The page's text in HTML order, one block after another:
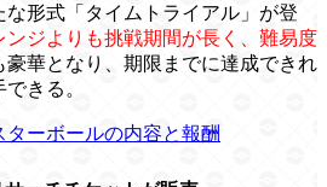
形式「タイムトライアル」が登
ンジよりも挑戦期間が長く、難易度
豪華となり、期限までに達成できれ
きる。
ーボールの内容と報酬